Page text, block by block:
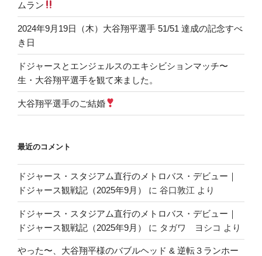
ムラン
2024年9月19日（木）大谷翔平選手 51/51 達成の記念すべ
き日
ドジャースとエンジェルスのエキシビションマッチ〜
生・大谷翔平選手を観て来ました。
大谷翔平選手のご結婚
最近のコメント
ドジャース・スタジアム直行のメトロバス・デビュー｜
ドジャース観戦記（2025年9月）
に 谷口敦江 より
ドジャース・スタジアム直行のメトロバス・デビュー｜
ドジャース観戦記（2025年9月）
に タガワ ヨシコ より
やった〜、大谷翔平様のバブルヘッド & 逆転３ランホー